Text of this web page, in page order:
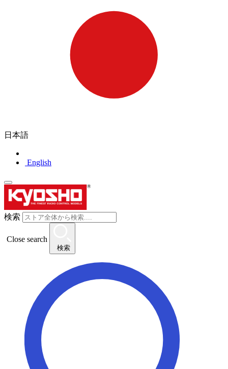
日本語
English
検索
Close search
検索